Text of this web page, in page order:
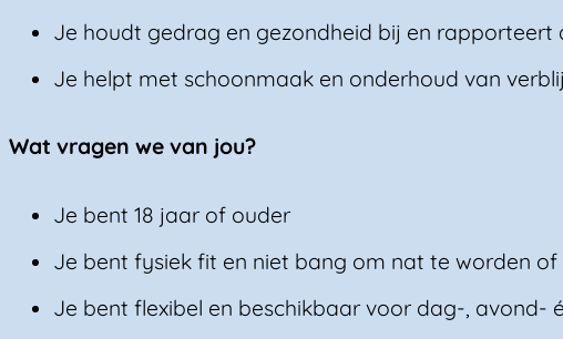
Je houdt gedrag en gezondheid bij en rapporteert
Je helpt met schoonmaak en onderhoud van
Wat vragen we van jou?
Je bent 18 jaar of ouder
Je bent fysiek fit en niet bang om nat te worden
Je bent flexibel en beschikbaar voor dag-, avond-